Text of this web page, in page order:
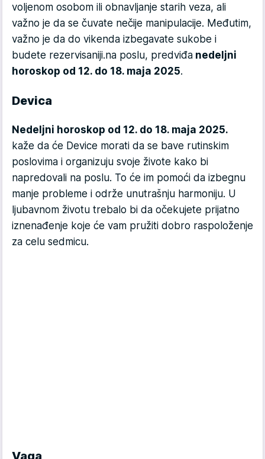
voljenom osobom ili obnavljanje starih veza, ali
važno je da se čuvate nečije manipulacije. Međutim,
važno je da do vikenda izbegavate sukobe i
budete rezervisaniji.na poslu, predviđa nedeljni
horoskop od 12. do 18. maja 2025.
Devica
Nedeljni horoskop od 12. do 18. maja 2025.
kaže da će Device morati da se bave rutinskim
poslovima i organizuju svoje živote kako bi
napredovali na poslu. To će im pomoći da izbegnu
manje probleme i održe unutrašnju harmoniju. U
ljubavnom životu trebalo bi da očekujete prijatno
iznenađenje koje će vam pružiti dobro raspoloženje
za celu sedmicu.
Vaga